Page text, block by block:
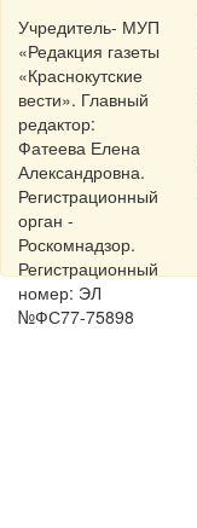
Учредитель- МУП
«Редакция газеты
«Краснокутские
вести». Главный
редактор:
Фатеева Елена
Александровна.
Регистрационный
орган -
Роскомнадзор.
Регистрационный
номер: ЭЛ
№ФС77-75898